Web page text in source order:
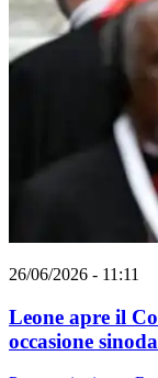
26/06/2026 - 11:11
Leone apre il
occasione